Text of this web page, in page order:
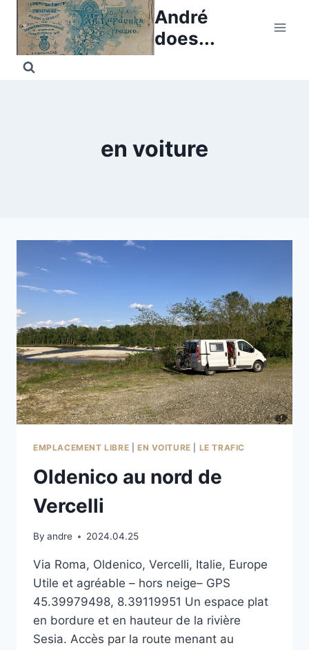
Skip
content
André
does...
en voiture
EMPLACEMENT LIBRE EN VOITURE LE TRAFIC
Oldenico au nord de
Vercelli
By andre 2024.04.25
Via Roma, Oldenico, Vercelli, Italie, Europe
Utile et agréable – hors neige– GPS
45.39979498, 8.39119951 Un espace plat
en bordure et en hauteur de la rivière
Sesia. Accès par la route menant au